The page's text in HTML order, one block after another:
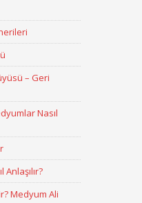
– Geri
Nasıl
Medyum Ali